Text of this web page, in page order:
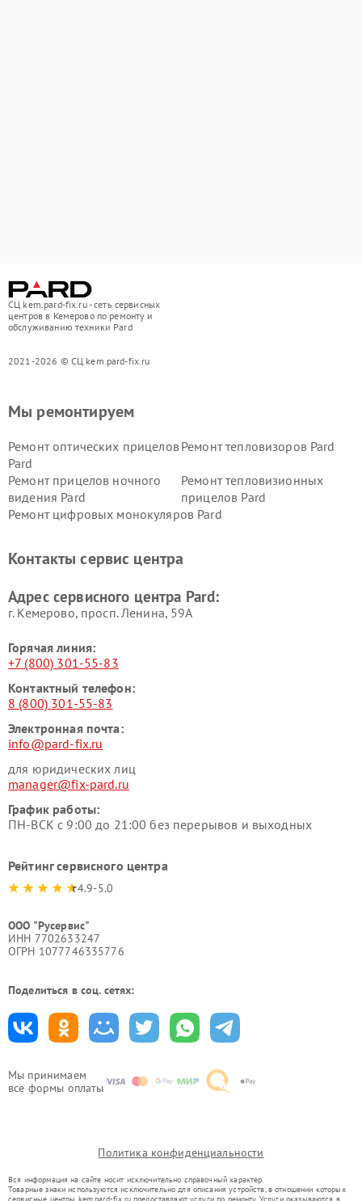
СЦ kem.pard-fix.ru - сеть сервисных
центров в Кемерово по ремонту и
обслуживанию техники Pard
2021-2026 © СЦ kem.pard-fix.ru
Мы принимаем
все формы оплаты
Мы ремонтируем
Ремонт оптических прицелов
Pard
Ремонт тепловизоров Pard
Ремонт прицелов ночного
видения Pard
Ремонт тепловизионных
прицелов Pard
Ремонт цифровых монокуляров Pard
Контакты сервис центра
Адрес сервисного центра Pard:
г. Кемерово, просп. Ленина, 59А
Горячая линия:
+7 (800) 301-55-83
Контактный телефон:
8 (800) 301-55-83
Электронная почта:
info@pard-fix.ru
для юридических лиц
manager@fix-pard.ru
График работы:
ПН-ВСК с 9:00 до 21:00 без перерывов и выходных
Рейтинг сервисного центра
4.9-5.0
ООО "Русервис"
ИНН 7702633247
ОГРН 1077746335776
Поделиться в соц. сетях:
Политика конфиденциальности
Вся информация на сайте носит исключительно справочный характер.
Товарные знаки используются исключительно для описания устройств, в отношении которых